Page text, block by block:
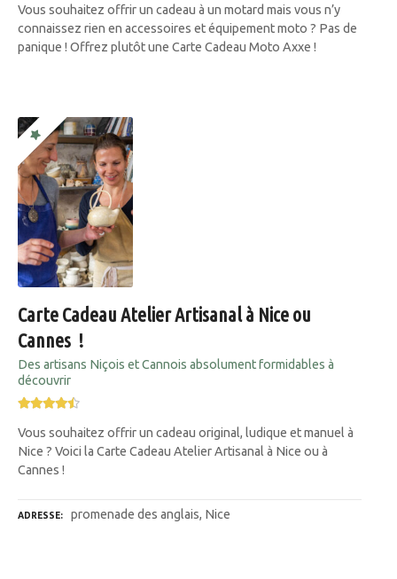
Vous souhaitez offrir un cadeau à un motard mais vous n’y
connaissez rien en accessoires et équipement moto ? Pas de
panique ! Offrez plutôt une Carte Cadeau Moto Axxe !
Carte Cadeau Atelier Artisanal à Nice ou
Cannes !
Des artisans Niçois et Cannois absolument formidables à
découvrir
Vous souhaitez offrir un cadeau original, ludique et manuel à
Nice ? Voici la Carte Cadeau Atelier Artisanal à Nice ou à
Cannes !
ADRESSE promenade des anglais, Nice